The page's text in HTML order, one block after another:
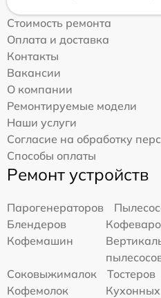
Стоимость ремонта
Оплата и доставка
Контакты
Вакансии
О компании
Ремонтируемые модели
Наши услуги
Согласие на обработку
Способы оплаты
Ремонт устройств
Парогенераторов
Блендеров
Кофемашин
Соковыжималок
Тостеров
Кофемолок
Кухонных